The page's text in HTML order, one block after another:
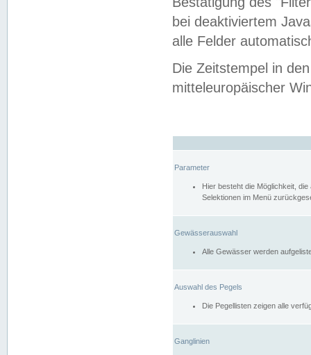
bei deaktiviertem
alle Felder
Die Zeitstempel in
mitteleuropäischer
Parameter
Hier besteht die Möglichkeit,
Selektionen im Menü
Gewässerauswahl
Alle Gewässer werden
Auswahl des Pegels
Die Pegellisten zeigen alle
Ganglinien